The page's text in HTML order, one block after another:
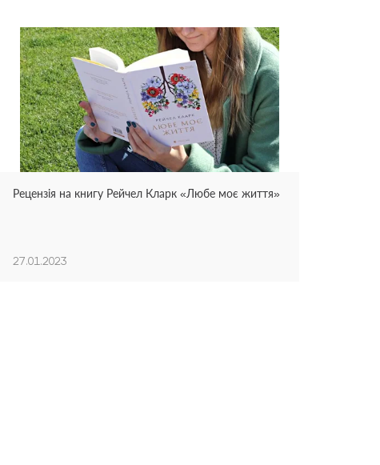
Рецензія на книгу Рейчел Кларк «Любе моє життя»
27.01.2023